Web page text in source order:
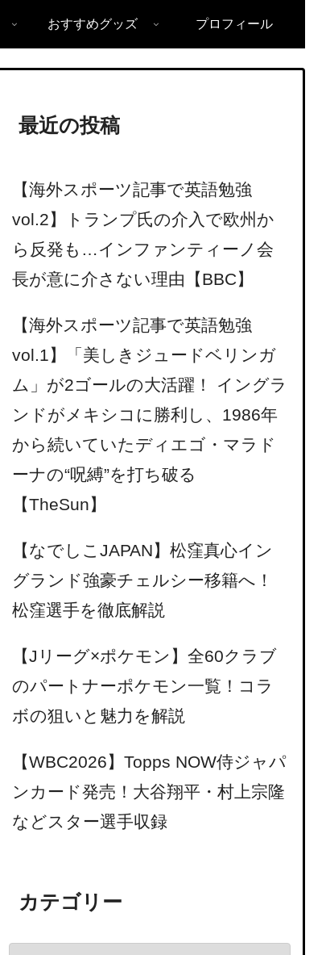
おすすめグッズ プロフィール
最近の投稿
【海外スポーツ記事で英語勉強
vol.2】トランプ氏の介入で欧州か
ら反発も…インファンティーノ会
長が意に介さない理由【BBC】
【海外スポーツ記事で英語勉強
vol.1】「美しきジュードベリンガ
ム」が2ゴールの大活躍！ イングラ
ンドがメキシコに勝利し、1986年
から続いていたディエゴ・マラド
ーナの“呪縛”を打ち破る
【TheSun】
【なでしこJAPAN】松窪真心イン
グランド強豪チェルシー移籍へ！
松窪選手を徹底解説
【Jリーグ×ポケモン】全60クラブ
のパートナーポケモン一覧！コラ
ボの狙いと魅力を解説
【WBC2026】Topps NOW侍ジャパ
ンカード発売！大谷翔平・村上宗隆
などスター選手収録
カテゴリー